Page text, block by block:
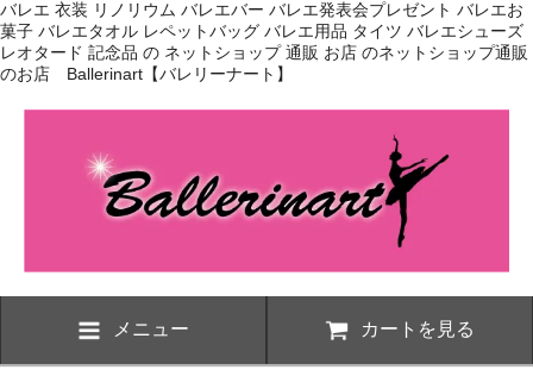
バレエ 衣装 リノリウム バレエバー バレエ発表会プレゼント バレエお
菓子 バレエタオル レペットバッグ バレエ用品 タイツ バレエシューズ
レオタード 記念品 の ネットショップ 通販 お店 のネットショップ通販
のお店 Ballerinart【バレリーナート】
メニュー カートを見る